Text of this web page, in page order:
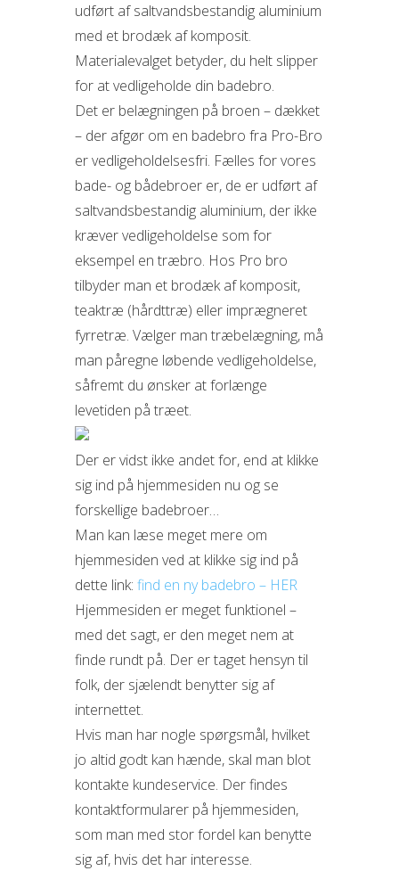
udført af saltvandsbestandig aluminium
med et brodæk af komposit.
Materialevalget betyder, du helt slipper
for at vedligeholde din badebro.
Det er belægningen på broen – dækket
– der afgør om en badebro fra Pro-Bro
er vedligeholdelsesfri. Fælles for vores
bade- og bådebroer er, de er udført af
saltvandsbestandig aluminium, der ikke
kræver vedligeholdelse som for
eksempel en træbro. Hos Pro bro
tilbyder man et brodæk af komposit,
teaktræ (hårdttræ) eller imprægneret
fyrretræ. Vælger man træbelægning, må
man påregne løbende vedligeholdelse,
såfremt du ønsker at forlænge
levetiden på træet.
Der er vidst ikke andet for, end at klikke
sig ind på hjemmesiden nu og se
forskellige badebroer…
Man kan læse meget mere om
hjemmesiden ved at klikke sig ind på
dette link: find en ny badebro – HER
Hjemmesiden er meget funktionel –
med det sagt, er den meget nem at
finde rundt på. Der er taget hensyn til
folk, der sjælendt benytter sig af
internettet.
Hvis man har nogle spørgsmål, hvilket
jo altid godt kan hænde, skal man blot
kontakte kundeservice. Der findes
kontaktformularer på hjemmesiden,
som man med stor fordel kan benytte
sig af, hvis det har interesse.